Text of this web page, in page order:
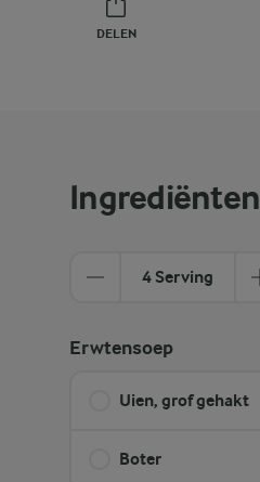
DELEN
Ingrediënten
4 Serving
Erwtensoep
Uien, grof gehakt
Boter